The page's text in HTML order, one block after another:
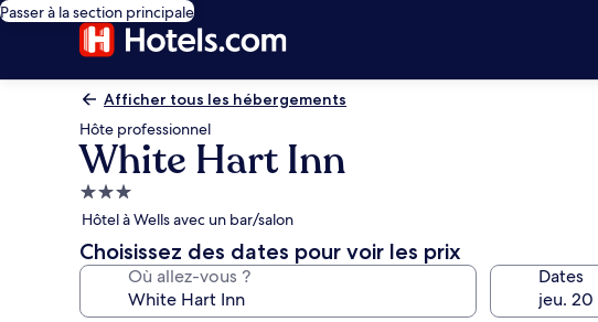
Passer à la section principale
Afficher tous les hébergements
Hôte professionnel
White Hart Inn
Hébergement
3.0 étoiles
Hôtel à Wells avec un bar/salon
Choisissez des dates pour voir les prix
Où allez-vous ? Dates